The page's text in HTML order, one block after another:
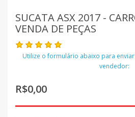
SUCATA ASX 2017 -
VENDA DE PEÇAS
Utilize o formulário abaixo para
vendedor:
R$0,00